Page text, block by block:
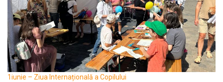
1iunie – Ziua Internațională a Copilului